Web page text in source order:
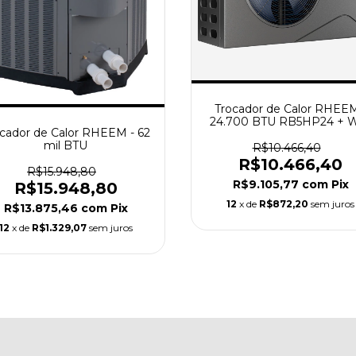
de Calor RHEEM - 62
mil BTU
R$15.948,80
R$15.948,80
R$13.875,46 com Pix
x de R$1.329,07 sem juros
Trocador de Calor
24.700 BTU RB5HP24 +
R$10.466,40
R$10.466,40
R$9.105,77 com Pix
12 x de R$872,20 sem juros